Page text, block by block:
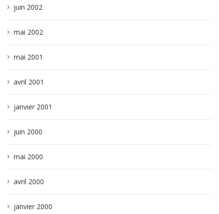
juin 2002
mai 2002
mai 2001
avril 2001
janvier 2001
juin 2000
mai 2000
avril 2000
janvier 2000